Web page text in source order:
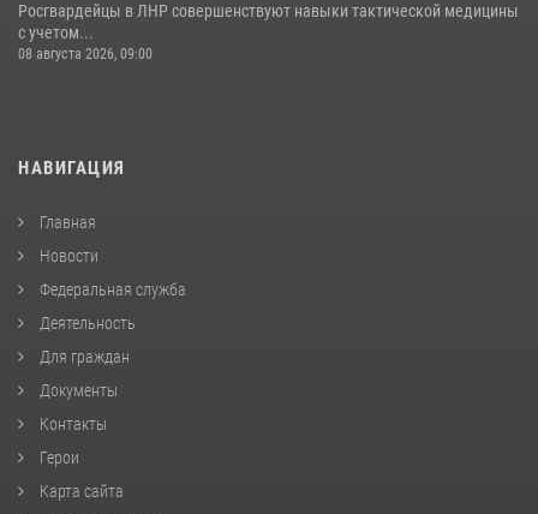
Росгвардейцы в ЛНР совершенствуют навыки тактической медицины
с учетом...
08 августа 2026, 09:00
НАВИГАЦИЯ
Главная
Новости
Федеральная служба
Деятельность
Для граждан
Документы
Контакты
Герои
Карта сайта